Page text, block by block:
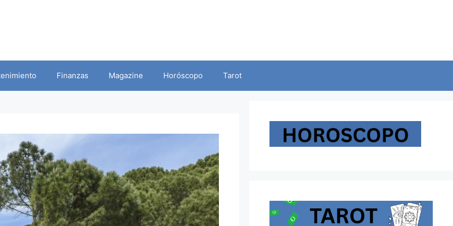
Finanzas Magazine Horóscopo Tarot